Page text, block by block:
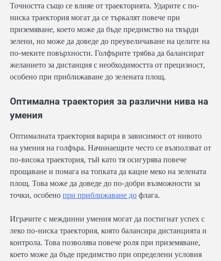
Точността също се влияе от траекторията. Ударите с по-
ниска траектория могат да се търкалят повече при
приземяване, което може да бъде предимство на твърди
зелени, но може да доведе до преувеличаване на целите на
по-меките повърхности. Голфърите трябва да балансират
желанието за дистанция с необходимостта от прецизност,
особено при приближаване до зелената площ.
Оптимална траектория за различни нива на
умения
Оптималната траектория варира в зависимост от нивото
на умения на голфъра. Начинаещите често се възползват от
по-висока траектория, тъй като тя осигурява повече
прощаване и помага на топката да кацне меко на зелената
площ. Това може да доведе до по-добри възможности за
точки, особено при приближаване до флага.
Играчите с междинни умения могат да постигнат успех с
леко по-ниска траектория, която балансира дистанцията и
контрола. Това позволява повече роля при приземяване,
което може да бъде предимство при определени условия